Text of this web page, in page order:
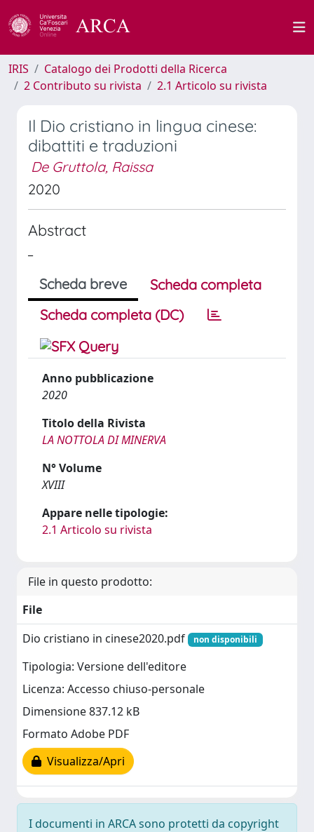
IRIS
Catalogo dei Prodotti della Ricerca
2 Contributo su rivista
2.1 Articolo su rivista
Il Dio cristiano in lingua cinese:
dibattiti e traduzioni
De Gruttola, Raissa
2020
Abstract
Scheda breve
Scheda completa
Scheda completa (DC)
Anno pubblicazione
2020
Titolo della Rivista
LA NOTTOLA DI MINERVA
N° Volume
XVIII
Appare nelle tipologie:
2.1 Articolo su rivista
File in questo prodotto:
File
Dio cristiano in cinese2020.pdf
non disponibili
Tipologia: Versione dell'editore
Licenza: Accesso chiuso-personale
Dimensione 837.12 kB
Formato Adobe PDF
Visualizza/Apri
I documenti in ARCA sono protetti da copyright